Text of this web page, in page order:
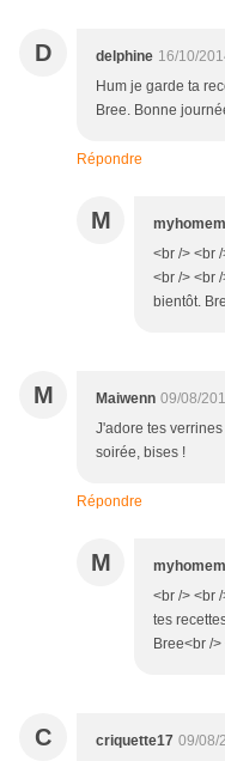
D delphine 16/10/
Hum je garde ta
Bree. Bonne
Répondre
M
<br /> <br
<br /> <br
bientôt.
M Maiwenn 09/08/
J'adore tes
soirée, bises !
Répondre
M
<br /> <br
tes
Bree<br /
C criquette17 09/08/